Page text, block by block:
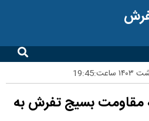
مقاومت بسیج تفرش به